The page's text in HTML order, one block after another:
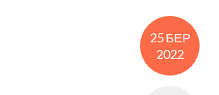
25 БЕР
2022